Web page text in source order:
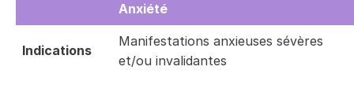
Anxiété
Indications
Manifestations anxieuses sévères
et/ou invalidantes